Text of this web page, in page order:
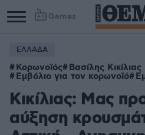
Games
Column
1
Column
2
ΕΛΛΑΔΑ
Κορωνοϊός Βασίλης Κικίλιας
Εμβόλιο για τον κορωνοϊό
Κικίλιας: Μας
αύξηση